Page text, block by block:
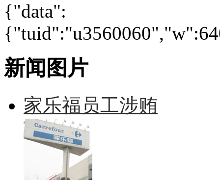
{"data":
新闻图片
家乐福员工涉贿